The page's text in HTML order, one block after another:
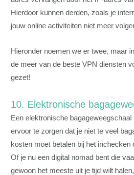
Hierdoor kunnen derden, zoals je
jouw online activiteiten niet meer
Hieronder noemen we er twee, maar
de meer van de beste VPN diensten
gezet!
10. Elektronische
Een elektronische bagageweegschaal
ervoor te zorgen dat je niet te veel
kosten moet betalen bij het inchecken
Of je nu een digital nomad bent die
gewoon het meeste uit je tijd wilt